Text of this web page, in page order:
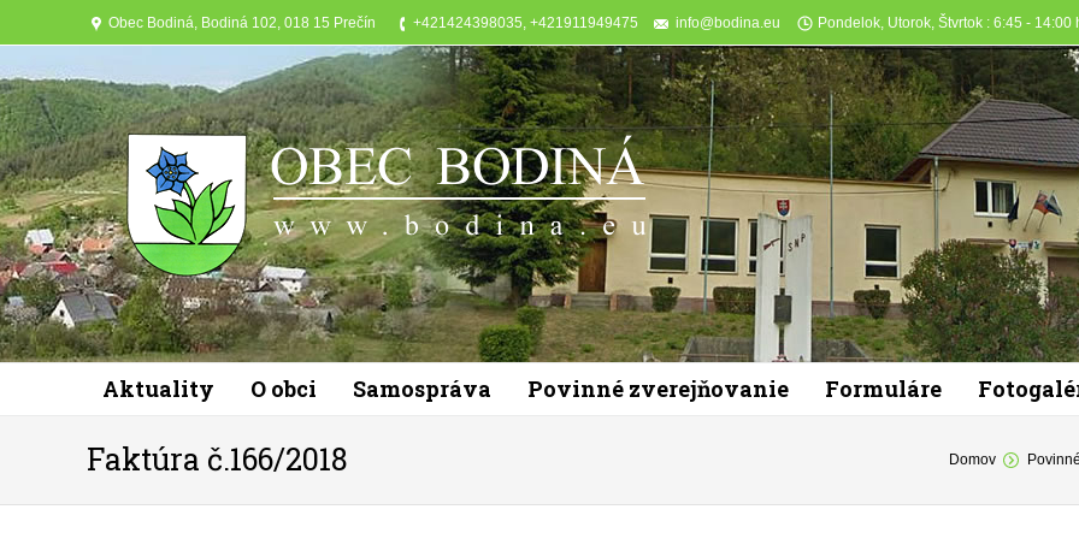
Obec Bodiná, Bodiná 102, 018 15 Prečín +421424398035, +421911949475 info@bodina.eu Pondelok, Utorok, Štvrtok : 6:45 -
Aktuality O obci Samospráva Povinné zverejňovanie Formuláre
Faktúra č.166/2018 Domov